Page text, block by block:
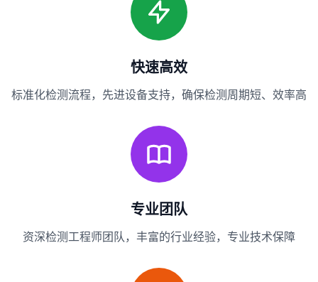
快速高效
标准化检测流程，先进设备支持，确保检测周期短、效率高
专业团队
资深检测工程师团队，丰富的行业经验，专业技术保障